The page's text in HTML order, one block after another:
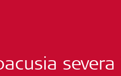
severa